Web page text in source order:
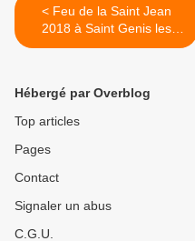
< Feu de la Saint Jean
2018 à Saint Genis les
Ollières
Hébergé par Overblog
Top articles
Pages
Contact
Signaler un abus
C.G.U.